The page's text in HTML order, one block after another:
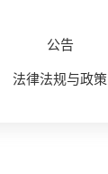
公告
法律法规与政策